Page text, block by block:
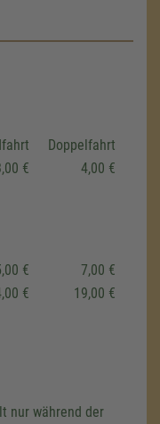
Doppelfahrt
€ 4,00 €
€
7,00 €
€ 19,00 €
nur während der